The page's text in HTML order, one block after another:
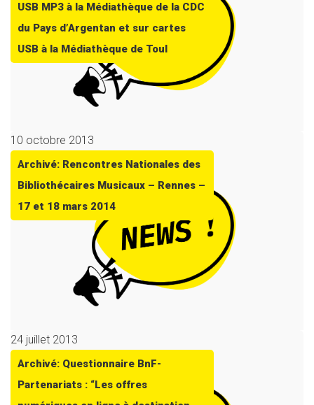
USB MP3 à la Médiathèque de la CDC
du Pays d’Argentan et sur cartes
USB à la Médiathèque de Toul
10 octobre 2013
Archivé: Rencontres Nationales des
Bibliothécaires Musicaux – Rennes –
17 et 18 mars 2014
24 juillet 2013
Archivé: Questionnaire BnF-
Partenariats : “Les offres